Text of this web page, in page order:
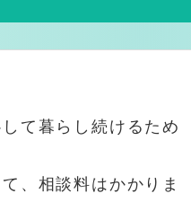
て暮らし続けるため
、相談料はかかりま